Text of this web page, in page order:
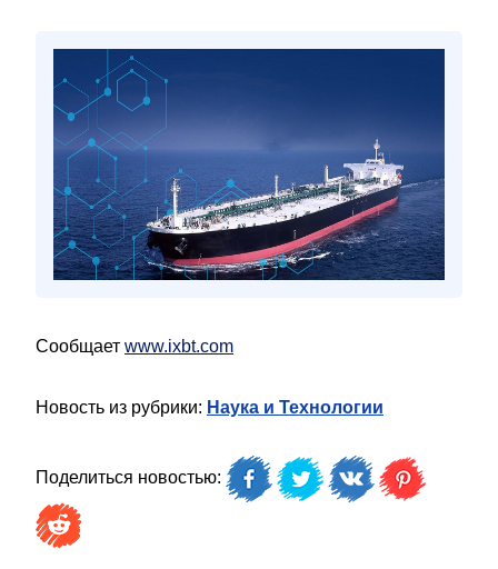
Сообщает www.ixbt.com
Новость из рубрики: Наука и Технологии
Поделиться новостью: